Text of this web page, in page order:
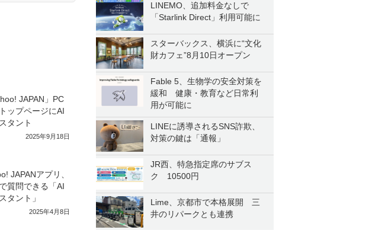
LINEMO、追加料金なしで
「Starlink Direct」利用可能に
スターバックス、横浜に“文化
財カフェ”8月10日オープン
Fable 5、生物学の安全対策を
緩和 健康・教育など日常利
用が可能に
LINEに誘導されるSNS詐欺、
対策の鍵は「通報」
JR西、特急指定席のサブス
ク 10500円
Lime、京都市で本格展開 三
井のリパークとも連携
JAPAN」PC
ップページにAI
タント
2025年9月18日
JAPANアプリ、
質問できる「AI
タント」
2025年4月8日